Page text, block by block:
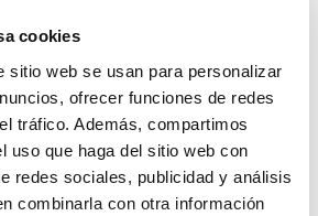
cookies
sitio web se usan para personalizar
ofrecer funciones de redes
tráfico. Además, compartimos
uso que haga del sitio web con
redes sociales, publicidad y análisis
combinarla con otra información